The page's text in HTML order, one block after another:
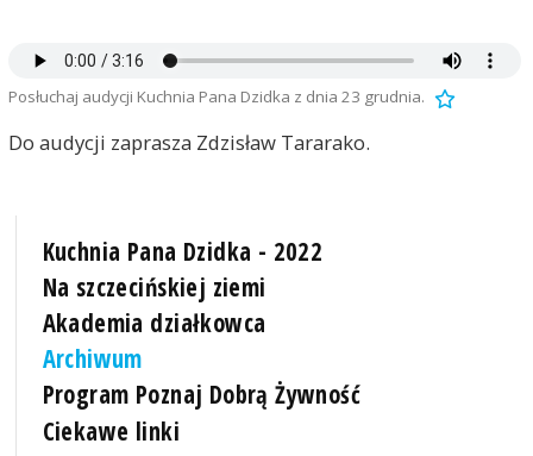
Posłuchaj audycji Kuchnia Pana Dzidka z dnia 23 grudnia.
Do audycji zaprasza Zdzisław Tararako.
Kuchnia Pana Dzidka - 2022
Na szczecińskiej ziemi
Akademia działkowca
Archiwum
Program Poznaj Dobrą Żywność
Ciekawe linki